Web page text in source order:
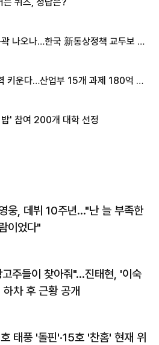
나오나…한국 新통상정책 교두보 활
키운다…산업부 15개 과제 180억 지
' 참여 200개 대학 선정
웅, 데뷔 10주년…"난 늘 부족한
이었다"
고주들이 찾아줘"…진태현, '이숙
하차 후 근황 공개
태풍 '돌핀'·15호 '찬홈' 현재 위